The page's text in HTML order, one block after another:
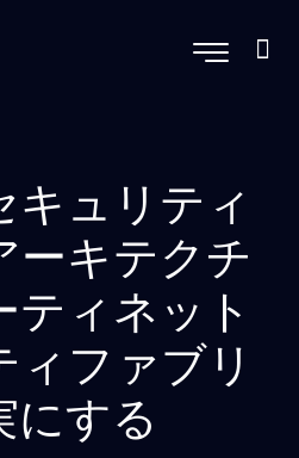
キュリティ
ーキテクチ
ティネット
ィファブリ
にする